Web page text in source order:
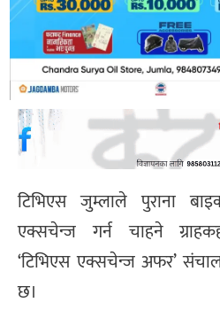
टिभिएस जुम्लाले पुराना
एक्सचेन्ज गर्न चाहने
‘टिभिएस एक्सचेन्ज अफर’
छ।